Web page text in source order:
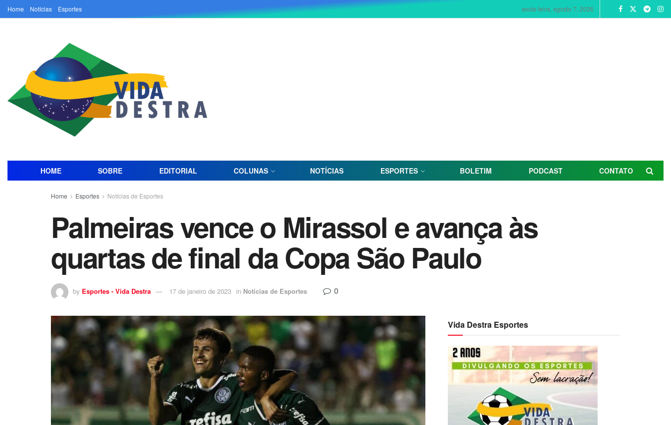
Home Notícias Esportes sexta-feira, agosto 7, 2026
HOME SOBRE EDITORIAL COLUNAS NOTÍCIAS ESPORTES BOLETIM PODCAST CONTATO
Home Esportes Notícias de Esportes
Palmeiras vence o Mirassol e avança às
quartas de final da Copa São Paulo
by Esportes - Vida Destra 17 de janeiro de 2023 in Notícias de Esportes 0
Vida Destra Esportes